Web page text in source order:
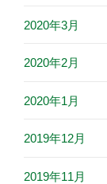
2020年3月
2020年2月
2020年1月
2019年12月
2019年11月